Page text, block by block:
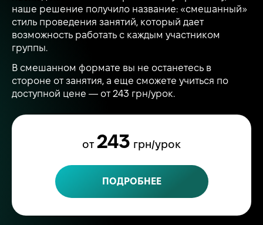
наше решение получило название: «смешанный»
стиль проведения занятий, который дает
возможность работать с каждым участником
группы.
В смешанном формате вы не останетесь в
стороне от занятия, а еще сможете учиться по
доступной цене — от 243 грн/урок.
от 243 грн/урок
ПОДРОБНЕЕ